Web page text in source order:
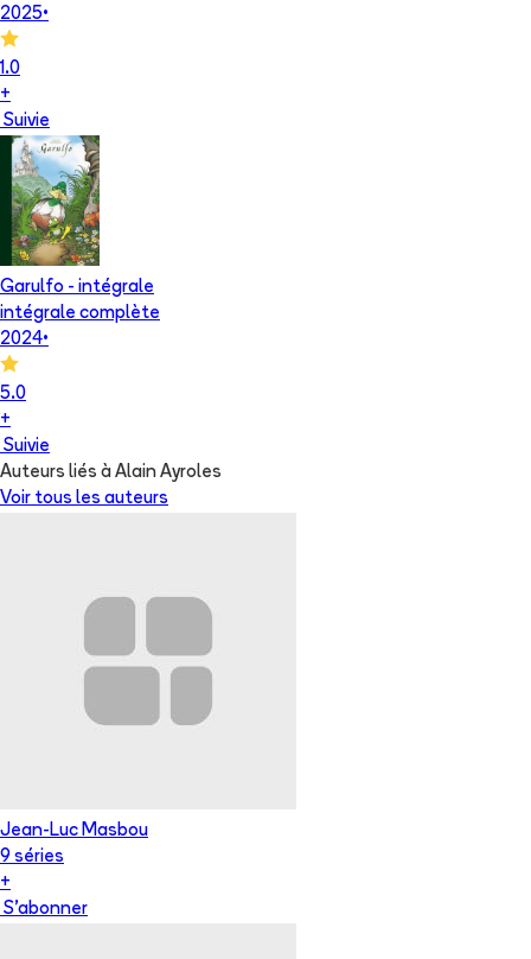
2025•
1.0
+
Suivie
Garulfo - intégrale
intégrale complète
2024•
5.0
+
Suivie
Auteurs liés à Alain Ayroles
Voir tous les auteurs
Jean-Luc Masbou
9 séries
+
S'abonner